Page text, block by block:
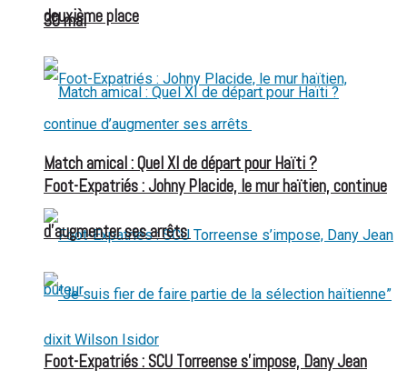
30 mai
Match amical : Quel XI de départ pour Haïti ?
Foot-Expatriés : SCU Torreense s’impose, Dany Jean
deuxième place
Foot-Expatriés : Johny Placide, le mur haïtien, continue
d’augmenter ses arrêts